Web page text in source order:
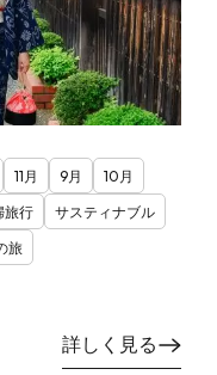
11月 9月
10月
旅行
サスティナブル
旅
詳しく見る